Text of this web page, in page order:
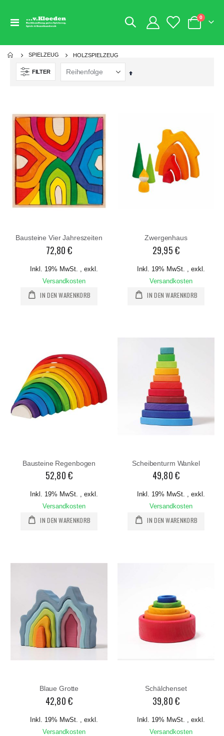
Navigation
Warenkorb
0 Artikel
SPIELZEUG HOLZSPIELZEUG
FILTER
Absteigend
Bausteine Vier Jahreszeiten
72,80 €
Inkl. 19% MwSt.
exkl.
Versandkosten
IN DEN WARENKORB
Zwergenhaus
29,95 €
Inkl. 19% MwSt.
exkl.
Versandkosten
IN DEN WARENKORB
Bausteine Regenbogen
52,80 €
Inkl. 19% MwSt. , exkl.
Versandkosten
IN DEN WARENKORB
Scheibenturm Wankel
49,80 €
Inkl. 19% MwSt. , exkl.
Versandkosten
IN DEN WARENKORB
Blaue Grotte
42,80 €
Inkl. 19% MwSt.
exkl.
Versandkosten
Schälchenset
39,80 €
Inkl. 19% MwSt.
exkl.
Versandkosten